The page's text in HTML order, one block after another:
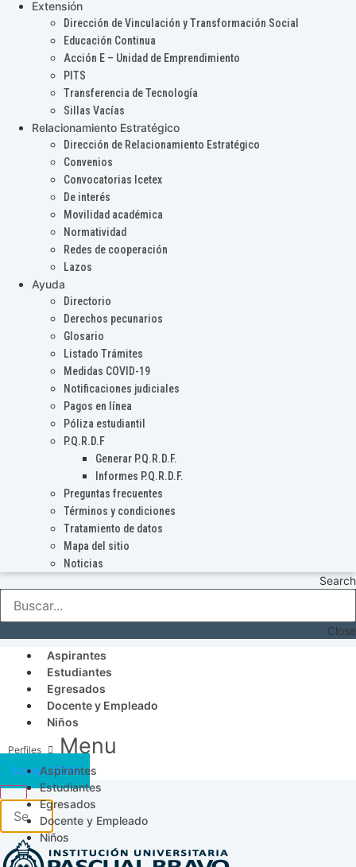
Extensión
Dirección de Vinculación y Transformación Social
Educación Continua
Acción E – Unidad de Emprendimiento
PITS
Transferencia de Tecnología
Sillas Vacías
Relacionamiento Estratégico
Dirección de Relacionamiento Estratégico
Convenios
Convocatorias Icetex
De interés
Movilidad académica
Normatividad
Redes de cooperación
Lazos
Ayuda
Directorio
Derechos pecunarios
Glosario
Listado Trámites
Medidas COVID-19
Notificaciones judiciales
Pagos en línea
Póliza estudiantil
P.Q.R.D.F
Generar P.Q.R.D.F.
Informes P.Q.R.D.F.
Preguntas frecuentes
Términos y condiciones
Tratamiento de datos
Mapa del sitio
Noticias
Search
Close
Aspirantes
Estudiantes
Egresados
Docente y Empleado
Niños
Menu
Aspirantes
Estudiantes
Egresados
Docente y Empleado
Niños
Acceso SICAU